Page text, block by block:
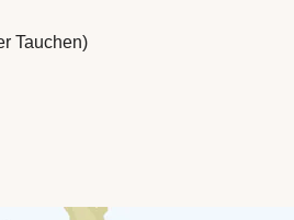
Tauchen)